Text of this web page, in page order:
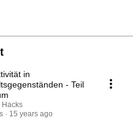
in
- Teil
Hacks
15 years ago